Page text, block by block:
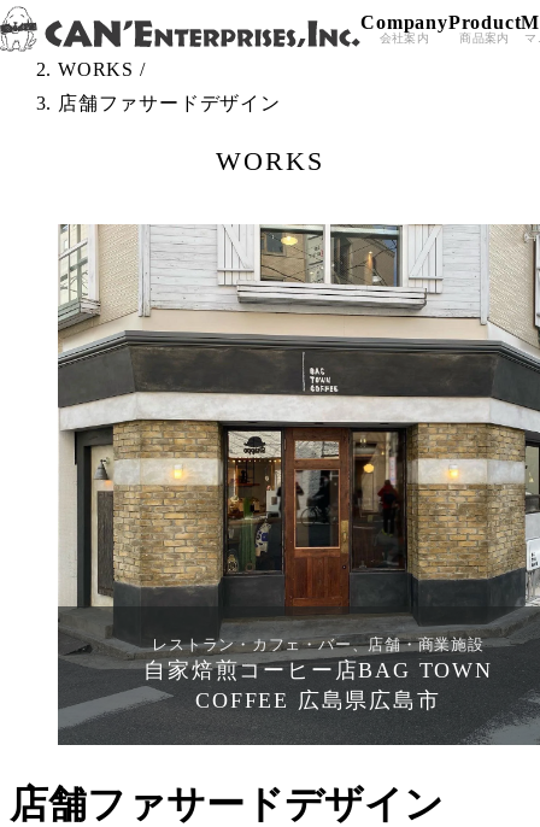
Skip to content
Company
会社案内
Product
商品案内 マ
TOP /
WORKS /
店舗ファサードデザイン
WORKS
レストラン・カフェ・バー、店舗・商業施設
自家焙煎コーヒー店BAG TOWN
COFFEE 広島県広島市
店舗ファサードデザイン